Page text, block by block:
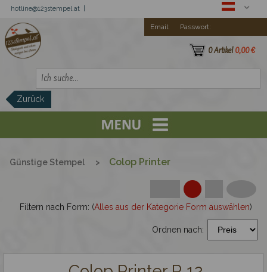
hotline@123stempel.at |
Email: Passwort:
0 Artikel0,00 €
Zurück
Trodat Printy
Ziffernstempel mit Text Colop Printer
Günstige Stempel > Colop Printer
Filtern nach Form: (Alles aus der Kategorie Form auswählen)
Ordnen nach: